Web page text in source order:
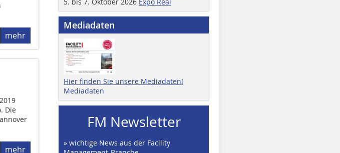
mehr
Die
mehr
Mediadaten
Hier finden Sie unsere Mediadaten!
Mediadaten
FM Newsletter
» wichtige News aus der Facility